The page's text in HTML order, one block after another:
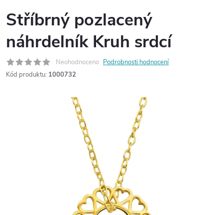
Stříbrný pozlacený
náhrdelník Kruh srdcí
Neohodnoceno Podrobnosti hodnocení
Kód produktu: 1000732